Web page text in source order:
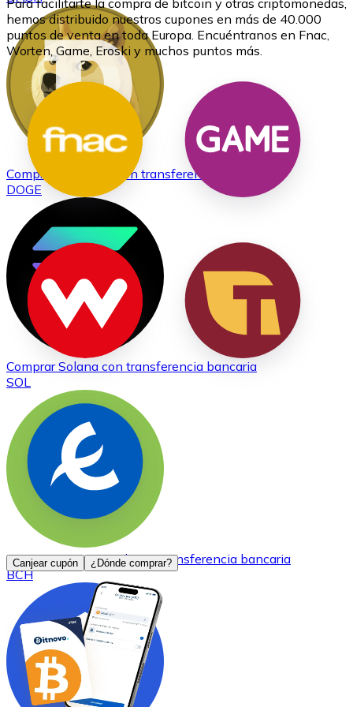
Comprar
con transferencia bancaria
DOGE
ComprarSolana con transferencia bancaria
SOL
ComprarBitcoin Cashcon transferencia bancaria
BCH
Para facilitarte la compra de bitcoin y otras criptomonedas,
hemos distribuido nuestros cupones en más de 40.000
puntos de venta en toda Europa. Encuéntranos en Fnac,
Worten, Game, Eroski y muchos puntos más.
Canjear cupón ¿Dónde comprar?